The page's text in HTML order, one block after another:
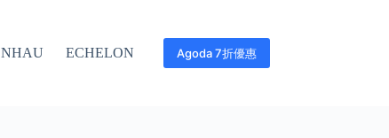
NHAU ECHELON Agoda 7折優惠